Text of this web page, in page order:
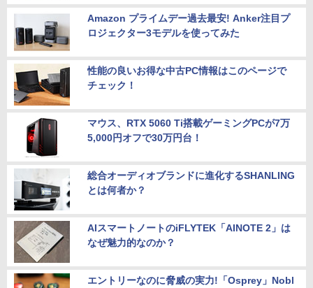
Amazon プライムデー過去最安! Anker注目プ
ロジェクター3モデルを使ってみた
性能の良いお得な中古PC情報はこのページで
チェック！
マウス、RTX 5060 Ti搭載ゲーミングPCが7万
5,000円オフで30万円台！
総合オーディオブランドに進化するSHANLING
とは何者か？
AIスマートノートのiFLYTEK「AINOTE 2」は
なぜ魅力的なのか？
エントリーなのに脅威の実力!「Osprey」Nobl